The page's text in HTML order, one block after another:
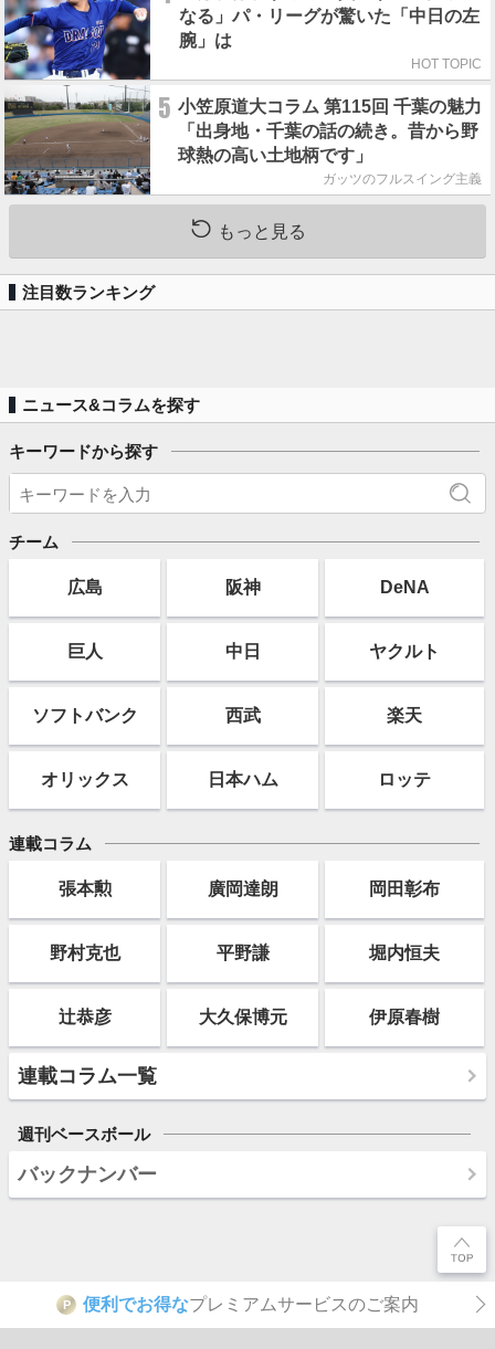
なる」パ・リーグが驚いた「中日の左
腕」は
HOT TOPIC
5 小笠原道大コラム 第115回 千葉の魅力
「出身地・千葉の話の続き。昔から野
球熱の高い土地柄です」
ガッツのフルスイング主義
もっと見る
注目数ランキング
ニュース&コラムを探す
キーワードから探す
チーム
広島 阪神 DeNA
巨人 中日 ヤクルト
ソフトバンク 西武 楽天
オリックス 日本ハム ロッテ
連載コラム
張本勲 廣岡達朗 岡田彰布
野村克也 平野謙 堀内恒夫
辻恭彦 大久保博元 伊原春樹
連載コラム一覧
週刊ベースボール
バックナンバー
P 便利でお得なプレミアムサービスのご案内